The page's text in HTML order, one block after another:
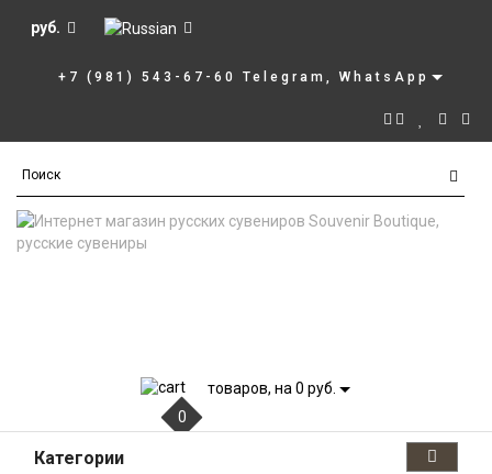
руб.
+7 (981) 543-67-60 Telegram, WhatsApp
0
товаров, на 0 руб.
Категории